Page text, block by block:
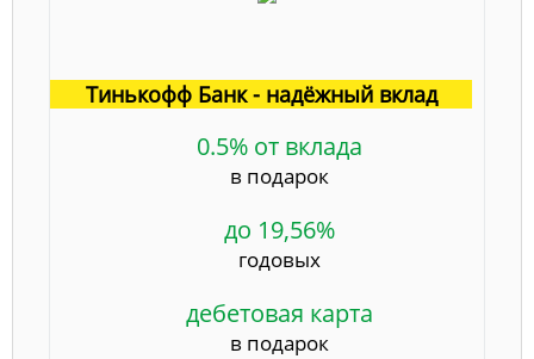
Тинькофф Банк - надёжный вклад
0.5% от вклада
в подарок
до 19,56%
годовых
дебетовая карта
в подарок